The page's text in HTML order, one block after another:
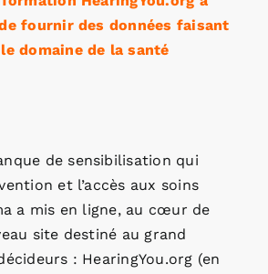
fournir des données faisant
domaine de la santé
de sensibilisation qui
et l’accès aux soins
a mis en ligne, au cœur de
site destiné au grand
: HearingYou.org (en